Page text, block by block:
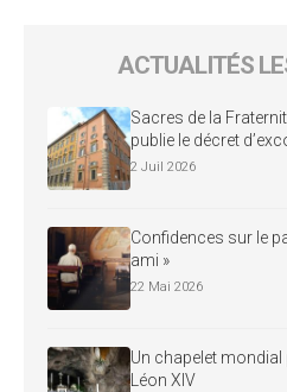
ACTUALITÉS
Sacres de la
publie le décret
2 Juil 2026
Confidences sur le
ami »
22 Mai 2026
Un chapelet
Léon XIV